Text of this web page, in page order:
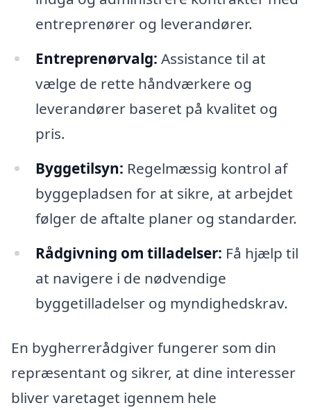
entreprenører og leverandører.
Entreprenørvalg: Assistance til at
vælge de rette håndværkere og
leverandører baseret på kvalitet og
pris.
Byggetilsyn: Regelmæssig kontrol af
byggepladsen for at sikre, at arbejdet
følger de aftalte planer og standarder.
Rådgivning om tilladelser: Få hjælp til
at navigere i de nødvendige
byggetilladelser og myndighedskrav.
En bygherrerådgiver fungerer som din
repræsentant og sikrer, at dine interesser
bliver varetaget igennem hele